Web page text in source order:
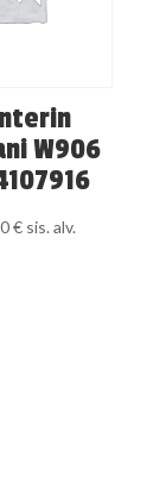
W906
€ sis. alv.